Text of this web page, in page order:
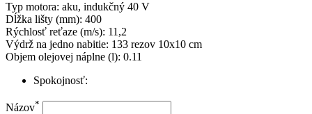
Typ motora: aku, indukčný 40 V
Dĺžka lišty (mm): 400
Rýchlosť reťaze (m/s): 11,2
Výdrž na jedno nabitie: 133 rezov 10x10 cm
Objem olejovej náplne (l): 0.11
Spokojnosť:
Názov*